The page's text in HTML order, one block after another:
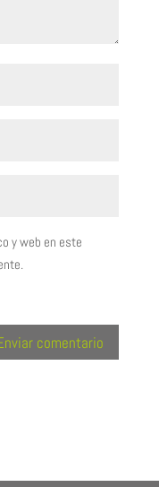
y web en este